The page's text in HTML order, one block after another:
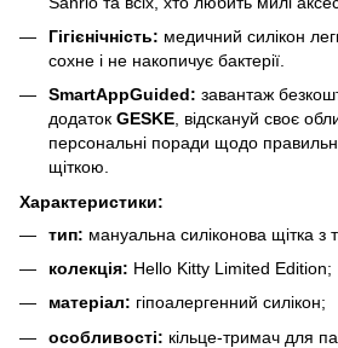
Гігієнічність: медичний силікон
сохне і не накопичує бактерії.
SmartAppGuided: завантаж
додаток GESKE, відскануй своє
персональні поради щодо
щіткою.
Характеристики:
тип: мануальна силіконова щітка з
колекція: Hello Kitty Limited Edition;
матеріал: гіпоалергенний силікон;
особливості: кільце-тримач для